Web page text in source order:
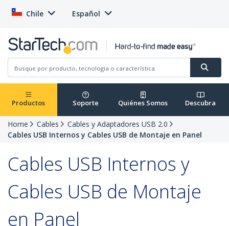
Chile Español
Productos Soporte Quiénes Somos Descubra
Home Cables
Cables y Adaptadores USB 2.0
Cables USB Internos y Cables USB de Montaje en Panel
Cables USB Internos y
Cables USB de Montaje
en Panel